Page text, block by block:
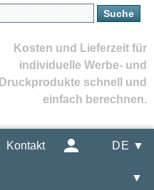
Kosten und Lieferzeit für
individuelle Werbe- und
Druckprodukte schnell und
einfach berechnen.
Kontakt DE ▼
▼